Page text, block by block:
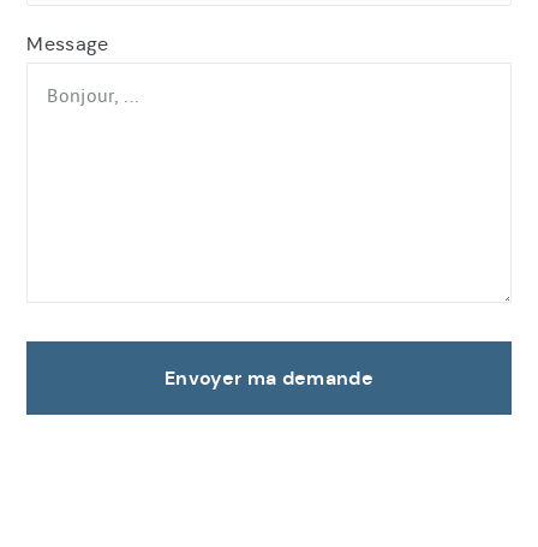
Message
Envoyer ma demande